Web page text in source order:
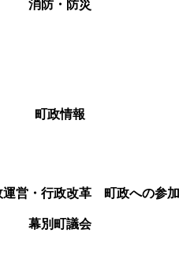
消防・防災
町政情報
営・行政改革 町政への参加
幕別町議会